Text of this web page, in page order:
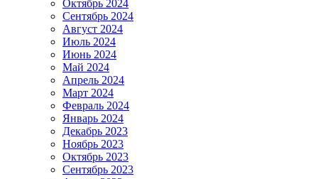
Октябрь 2024
Сентябрь 2024
Август 2024
Июль 2024
Июнь 2024
Май 2024
Апрель 2024
Март 2024
Февраль 2024
Январь 2024
Декабрь 2023
Ноябрь 2023
Октябрь 2023
Сентябрь 2023